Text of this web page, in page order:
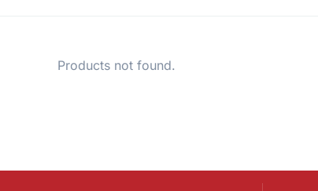
Products not found.